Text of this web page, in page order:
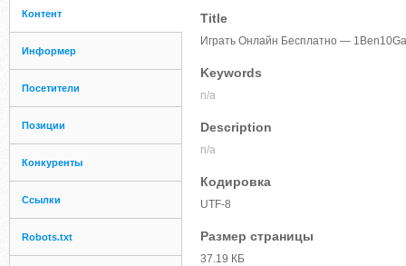
Контент
Информер
Посетители
Позиции
Конкуренты
Ссылки
Robots.txt
Title
Играть Онлайн Бесплатно —
Keywords
n/a
Description
n/a
Кодировка
UTF-8
Размер страницы
37.19 КБ